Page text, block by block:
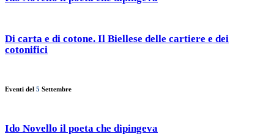
Di carta e di cotone. Il Biellese delle cartiere e dei
cotonifici
Eventi del 5 Settembre
Ido Novello il poeta che dipingeva